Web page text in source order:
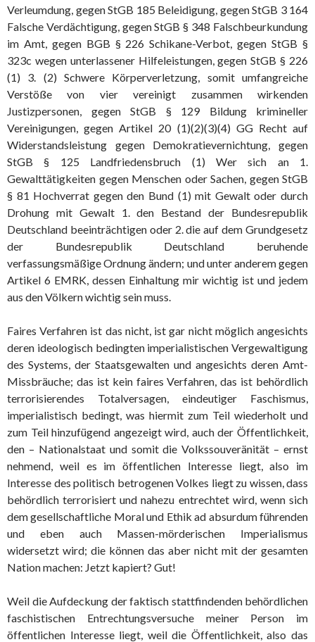
Verleumdung, gegen StGB 185 Beleidigung, gegen StGB 3 164
Falsche Verdächtigung, gegen StGB § 348 Falschbeurkundung
im Amt, gegen BGB § 226 Schikane-Verbot, gegen StGB §
323c wegen unterlassener Hilfeleistungen, gegen StGB § 226
(1) 3. (2) Schwere Körperverletzung, somit umfangreiche
Verstöße von vier vereinigt zusammen wirkenden
Justizpersonen, gegen StGB § 129 Bildung krimineller
Vereinigungen, gegen Artikel 20 (1)(2)(3)(4) GG Recht auf
Widerstandsleistung gegen Demokratievernichtung, gegen
StGB § 125 Landfriedensbruch (1) Wer sich an 1.
Gewalttätigkeiten gegen Menschen oder Sachen, gegen StGB
§ 81 Hochverrat gegen den Bund (1) mit Gewalt oder durch
Drohung mit Gewalt 1. den Bestand der Bundesrepublik
Deutschland beeinträchtigen oder 2. die auf dem Grundgesetz
der Bundesrepublik Deutschland beruhende
verfassungsmäßige Ordnung ändern; und unter anderem gegen
Artikel 6 EMRK, dessen Einhaltung mir wichtig ist und jedem
aus den Völkern wichtig sein muss.
Faires Verfahren ist das nicht, ist gar nicht möglich angesichts
deren ideologisch bedingten imperialistischen Vergewaltigung
des Systems, der Staatsgewalten und angesichts deren Amt-
Missbräuche; das ist kein faires Verfahren, das ist behördlich
terrorisierendes Totalversagen, eindeutiger Faschismus,
imperialistisch bedingt, was hiermit zum Teil wiederholt und
zum Teil hinzufügend angezeigt wird, auch der Öffentlichkeit,
den – Nationalstaat und somit die Volkssouveränität – ernst
nehmend, weil es im öffentlichen Interesse liegt, also im
Interesse des politisch betrogenen Volkes liegt zu wissen, dass
behördlich terrorisiert und nahezu entrechtet wird, wenn sich
dem gesellschaftliche Moral und Ethik ad absurdum führenden
und eben auch Massen-mörderischen Imperialismus
widersetzt wird; die können das aber nicht mit der gesamten
Nation machen: Jetzt kapiert? Gut!
Weil die Aufdeckung der faktisch stattfindenden behördlichen
faschistischen Entrechtungsversuche meiner Person im
öffentlichen Interesse liegt, weil die Öffentlichkeit, also das